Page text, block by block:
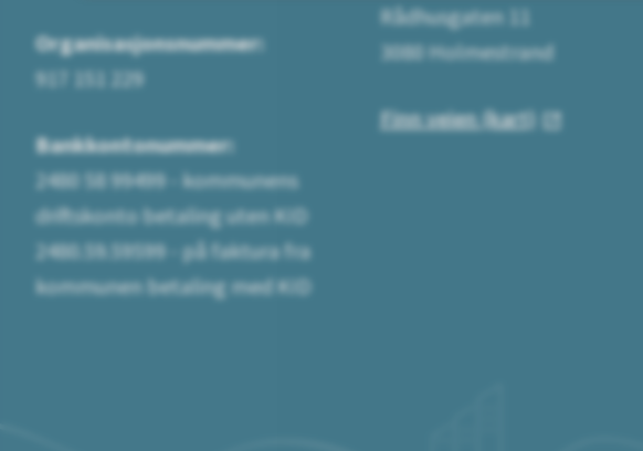
Organisasjonsnummer:
917 151 229
Bankkontonummer:
2480 58 99499 - kommunens
driftskonto betaling uten KID
2480.59.59599 - på faktura fra
kommunen betaling med KID
Rådhusgaten 11
3080 Holmestrand
Finn veien (kart)